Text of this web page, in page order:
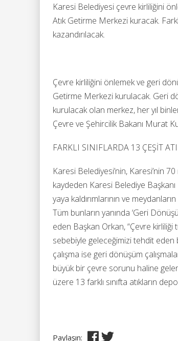
Karesi Belediyesi çevre kirliliğini
Atık Getirme Merkezi kuracak.
kazandırılacak.
Çevre kirliliğini önlemek ve geri
Getirme Merkezi kurulacak. Geri
kurulacak olan merkez, her yıl
Çevre ve Şehircilik Bakanı Murat
FARKLI SINIFLARDA 13 ÇEŞİT
Karesi Belediyesi’nin, Karesi’nin
kaydeden Karesi Belediye
yaya kaldırımlarının ve
Tüm bunların yanında ‘Geri
eden Başkan Orkan, “Çevre
sebebiyle geleceğimizi tehdit eden
çalışma ise geri dönüşüm
büyük bir çevre sorunu haline
üzere 13 farklı sınıfta atıkların
Paylaşın: